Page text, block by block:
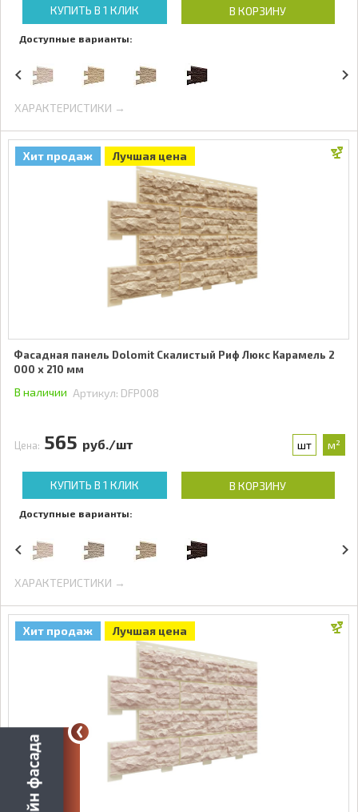
КУПИТЬ В 1 КЛИК В КОРЗИНУ
Доступные варианты:
ХАРАКТЕРИСТИКИ →
Хит продаж Лучшая цена
Фасадная панель Dolomit Скалистый Риф Люкс Карамель 2
000 x 210 мм
В наличии Артикул: DFP008
Цена: 565 руб./шт шт м²
КУПИТЬ В 1 КЛИК В КОРЗИНУ
Доступные варианты:
ХАРАКТЕРИСТИКИ →
Хит продаж Лучшая цена